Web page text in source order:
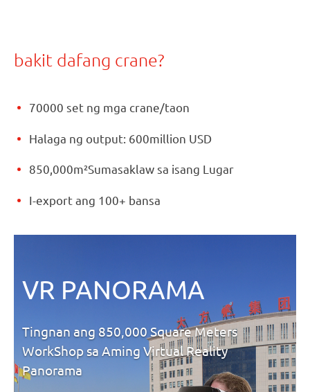
bakit dafang crane?
70000 set ng mga crane/taon
Halaga ng output: 600million USD
850,000m²Sumasaklaw sa isang Lugar
I-export ang 100+ bansa
VR PANORAMA
Tingnan ang 850,000 Square Meters
WorkShop sa Aming Virtual Reality
Panorama